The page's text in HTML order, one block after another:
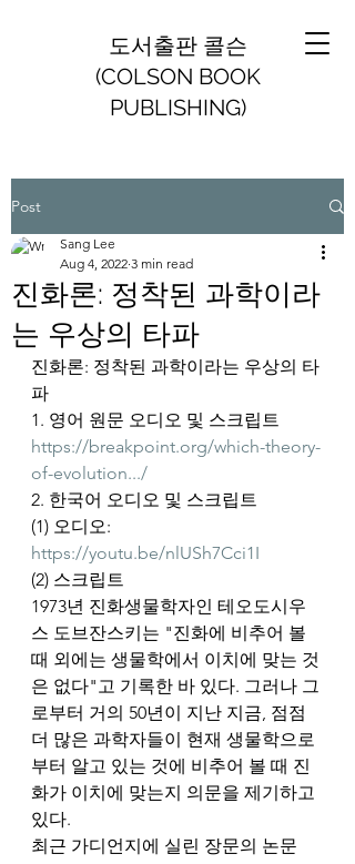
도서출판 콜슨
(COLSON BOOK
PUBLISHING)
Post
진화론: 정착된 과학이라
는 우상의 타파
Sang Lee
Aug 4, 2022 3 min read
진화론: 정착된 과학이라는 우상의 타
파
1. 영어 원문 오디오 및 스크립트
https://breakpoint.org/which-theory-
of-evolution.../
2. 한국어 오디오 및 스크립트
(1) 오디오:
https://youtu.be/nlUSh7Cci1I
(2) 스크립트
1973년 진화생물학자인 테오도시우
스 도브잔스키는 "진화에 비추어 볼
때 외에는 생물학에서 이치에 맞는 것
은 없다"고 기록한 바 있다. 그러나 그
로부터 거의 50년이 지난 지금, 점점
더 많은 과학자들이 현재 생물학으로
부터 알고 있는 것에 비추어 볼 때 진
화가 이치에 맞는지 의문을 제기하고
있다.
최근 가디언지에 실린 장문의 논문